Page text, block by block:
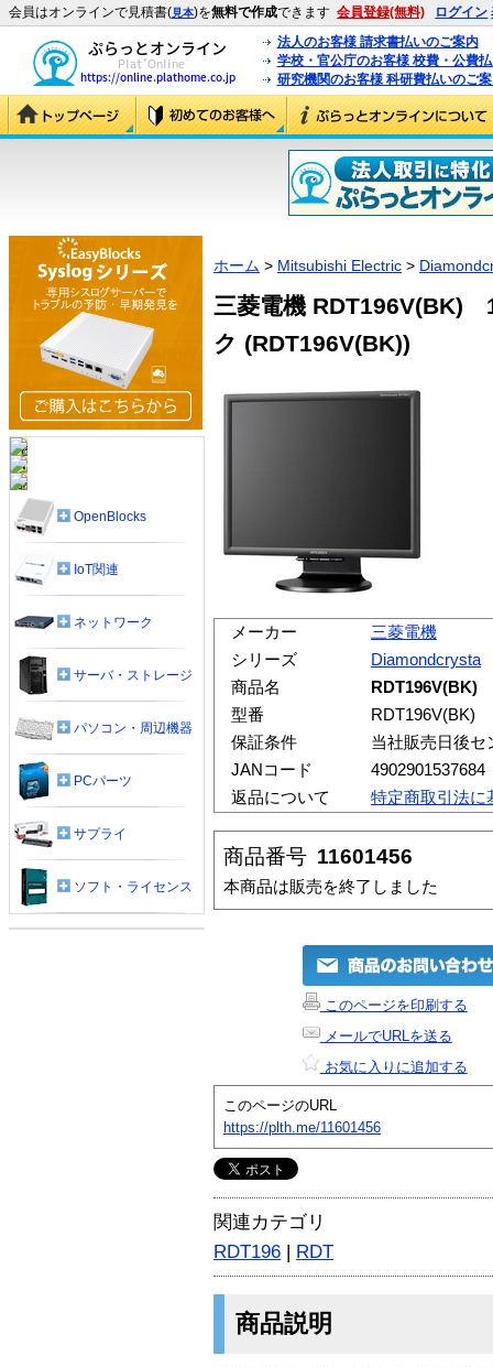
会員はオンラインで見積書(見本)を無料で作成できます 会員登録(無料) ログイン
法人のお客様 請求書払いのご案内
学校・官公庁のお客様 校費・公費
研究機関のお客様 科研費払いのご
ホーム > Mitsubishi Electric >
三菱電機
ク (RDT196V(BK))
メーカー
三菱電機
シリーズ
Diamondcrysta
商品名
型番
RDT196V(BK)
保証条件
当社販売日後セ
JANコード
4902901537684
返品について
特定商取引法に
商品番号 11601456
本商品は販売を終了しました
このページを印刷する
メールでURLを送る
お気に入りに追加する
このページのURL
https://plth.me/11601456
関連カテゴリ
RDT196 | RDT
商品説明
OpenBlocks
IoT関連
ネットワーク
サーバ・ストレージ
パソコン・周辺機器
PCパーツ
サプライ
ソフト・ライセンス